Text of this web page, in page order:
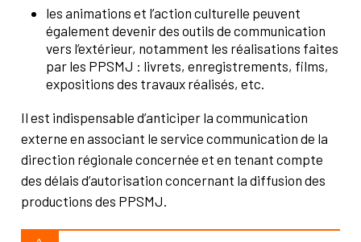
les animations et l’action culturelle peuvent
également devenir des outils de communication
vers l’extérieur, notamment les réalisations faites
par les PPSMJ : livrets, enregistrements, films,
expositions des travaux réalisés, etc.
Il est indispensable d’anticiper la communication
externe en associant le service communication de la
direction régionale concernée et en tenant compte
des délais d’autorisation concernant la diffusion des
productions des PPSMJ.